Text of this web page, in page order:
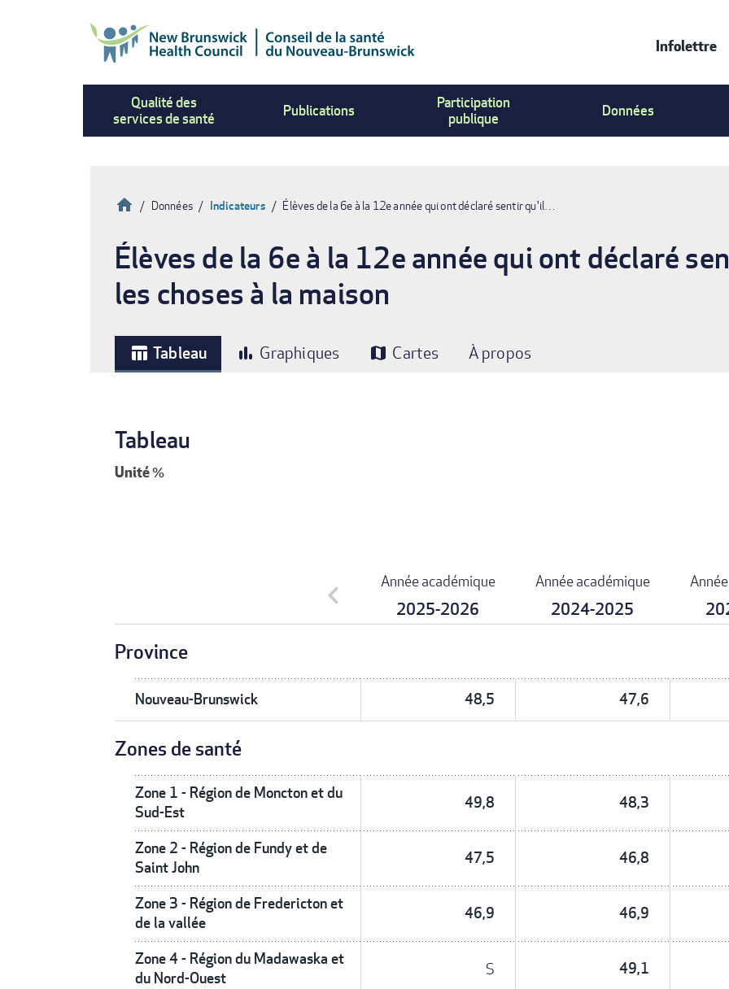
Menu
Infolettre
Qualité des
services de santé
Publications
Participation
publique
Données
Fil
d'Ariane
Accueil
Données Indicateurs Élèves de la 6e à la 12e année qui ont déclaré sentir qu'il…
Élèves de la 6e à la 12e année qui ont déclaré
les choses à la maison
table_chart Tableau bar_chart Graphiques map Cartes À propos
Tableau
Unité%
Année académique
2025-2026
Année académique
2024-2025
chevron_left
Province
Nouveau-Brunswick 48,5 47,6
Zones de santé
Zone 1 - Région de Moncton et du
Sud-Est
49,8 48,3
Zone 2 - Région de Fundy et de
Saint John
47,5 46,8
Zone 3 - Région de Fredericton et
de la vallée
46,9 46,9
Zone 4 - Région du Madawaska et
du Nord-Ouest
S 49,1